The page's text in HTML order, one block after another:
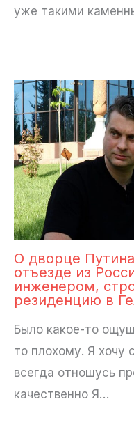
уже такими
О дворце
отъезде из
инженером,
резиденцию в
Было какое-то
то плохому. Я хочу
всегда отношусь
качественно Я…